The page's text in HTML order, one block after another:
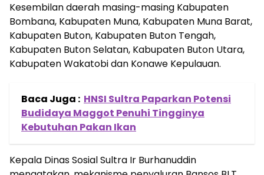
Kesembilan daerah masing-masing Kabupaten
Bombana, Kabupaten Muna, Kabupaten Muna Barat,
Kabupaten Buton, Kabupaten Buton Tengah,
Kabupaten Buton Selatan, Kabupaten Buton Utara,
Kabupaten Wakatobi dan Konawe Kepulauan.
Baca Juga : HNSI Sultra Paparkan Potensi
Budidaya Maggot Penuhi Tingginya
Kebutuhan Pakan Ikan
Kepala Dinas Sosial Sultra Ir Burhanuddin